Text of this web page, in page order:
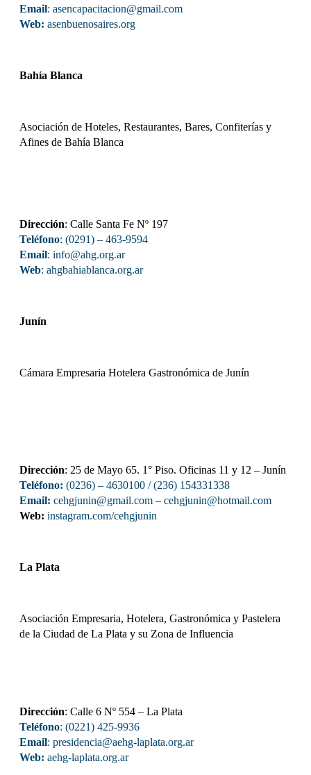
Email: asencapacitacion@gmail.com
Web: asenbuenosaires.org
Bahía Blanca
Asociación de Hoteles, Restaurantes, Bares, Confiterías y
Afines de Bahía Blanca
Dirección: Calle Santa Fe Nº 197
Teléfono: (0291) – 463-9594
Email: info@ahg.org.ar
Web: ahgbahiablanca.org.ar
Junín
Cámara Empresaria Hotelera Gastronómica de Junín
Dirección: 25 de Mayo 65. 1° Piso. Oficinas 11 y 12 – Junín
Teléfono: (0236) – 4630100 / (236) 154331338
Email: cehgjunin@gmail.com – cehgjunin@hotmail.com
Web: instagram.com/cehgjunin
La Plata
Asociación Empresaria, Hotelera, Gastronómica y Pastelera
de la Ciudad de La Plata y su Zona de Influencia
Dirección: Calle 6 Nº 554 – La Plata
Teléfono: (0221) 425-9936
Email: presidencia@aehg-laplata.org.ar
Web: aehg-laplata.org.ar